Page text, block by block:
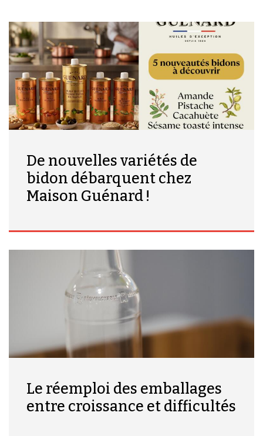
De nouvelles variétés de
bidon débarquent chez
Maison Guénard !
Le réemploi des emballages
entre croissance et difficultés